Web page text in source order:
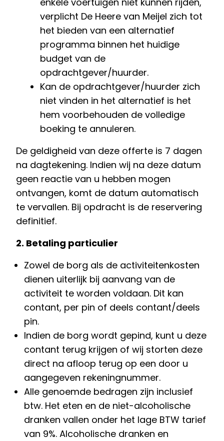
verplicht De Heere van Meijel zich tot
het bieden van een alternatief
programma binnen het huidige
budget van de
opdrachtgever/huurder.
Kan de opdrachtgever/huurder zich
niet vinden in het alternatief is het
hem voorbehouden de volledige
boeking te annuleren.
De geldigheid van deze offerte is 7 dagen
na dagtekening. Indien wij na deze datum
geen reactie van u hebben mogen
ontvangen, komt de datum automatisch
te vervallen. Bij opdracht is de reservering
definitief.
2. Betaling particulier
Zowel de borg als de activiteitenkosten
dienen uiterlijk bij aanvang van de
activiteit te worden voldaan. Dit kan
contant, per pin of deels contant/deels
pin.
Indien de borg wordt gepind, kunt u deze
contant terug krijgen of wij storten deze
direct na afloop terug op een door u
aangegeven rekeningnummer.
Alle genoemde bedragen zijn inclusief
btw. Het eten en de niet-alcoholische
dranken vallen onder het lage BTW tarief
van 9%. Alcoholische dranken en